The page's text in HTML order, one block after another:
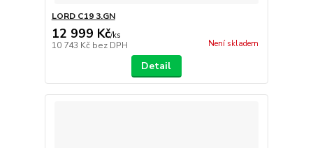
LORD C19 3.GN
12 999 Kč/ks
10 743 Kč bez DPH Není skladem
Detail